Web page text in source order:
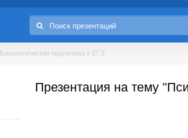
Психологическая подготовка к ЕГЭ
Презентация на тему